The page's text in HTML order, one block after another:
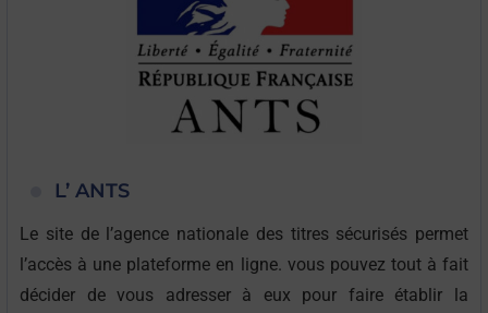
L’ ANTS
Le site de l’agence nationale des titres sécurisés permet
l’accès à une plateforme en ligne. vous pouvez tout à fait
décider de vous adresser à eux pour faire établir la